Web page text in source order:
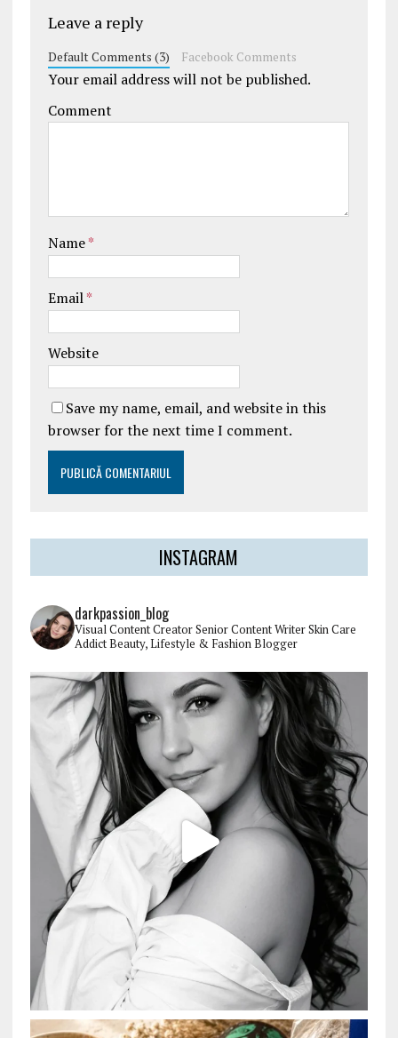
Leave a reply
Default Comments (3) Facebook Comments
Your email address will not be published.
Comment
Name*
Email*
Website
Save my name, email, and website in this
browser for the next time I comment.
INSTAGRAM
darkpassion_blog
Visual Content CreatorSenior Content WriterSkin Care
AddictBeauty, Lifestyle & Fashion Blogger